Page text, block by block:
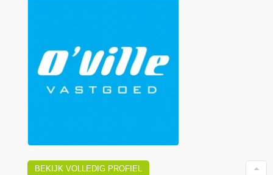
BEKIJK VOLLEDIG PROFIEL